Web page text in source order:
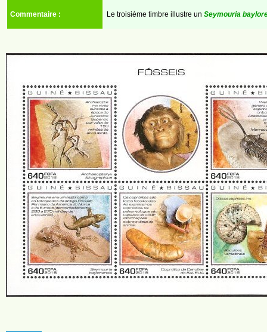
Commentaire : Le troisième timbre illustre un Seymouria